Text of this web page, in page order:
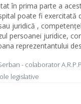
în prima parte a
poate fi exercitată
juridică ,
persoanei juridice,
reprezentantului
- colaborator
legislative